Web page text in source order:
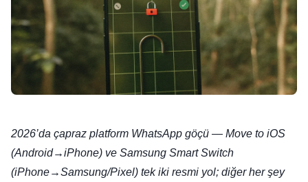
2026’da çapraz platform WhatsApp göçü — Move to iOS
(Android→iPhone) ve Samsung Smart Switch
(iPhone→Samsung/Pixel) tek iki resmi yol; diğer her şey